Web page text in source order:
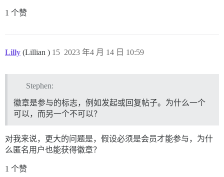
1 个赞
Lilly (Lillian ) 2023 年4 月 14 日 10:59
15
Stephen:
徽章是参与的标志，例如发起或回复帖子。为什么一个
可以，而另一个不可以？
对我来说，更大的问题是，假设必须是会员才能参与，为什
么匿名用户也能获得徽章？
1 个赞